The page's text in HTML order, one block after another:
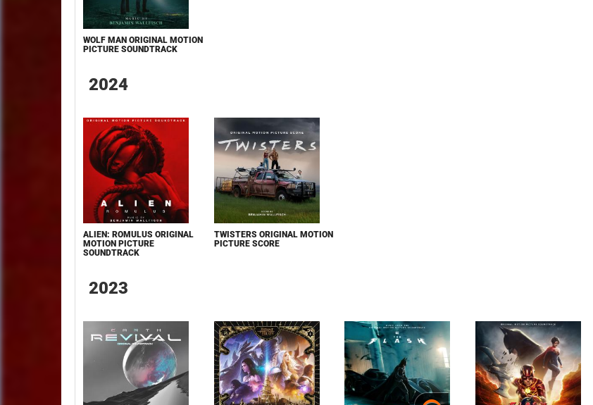
WOLF MAN ORIGINAL MOTION
PICTURE SOUNDTRACK
2024
ALIEN: ROMULUS ORIGINAL
MOTION PICTURE
SOUNDTRACK
TWISTERS ORIGINAL MOTION
PICTURE SCORE
2023